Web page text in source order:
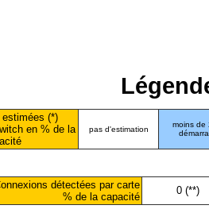
(*)
en % de la
pas d'estimation
moins de
détectées par carte
% de la capacité
0 (**)